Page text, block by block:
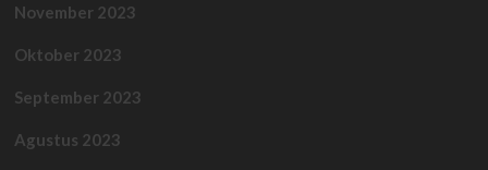
November 2023
Oktober 2023
September 2023
Agustus 2023